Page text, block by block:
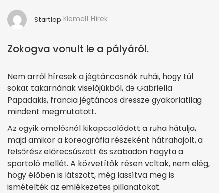
Startlap Kiemelt Hírek
Zokogva vonult le a pályáról.
Nem arról híresek a jégtáncosnők ruhái, hogy túl
sokat takarnának viselőjükből, de Gabriella
Papadakis, francia jégtáncos dressze gyakorlatilag
mindent megmutatott.
Az egyik emelésnél kikapcsolódott a ruha hátulja,
majd amikor a koreográfia részeként hátrahajolt, a
felsőrész előrecsúszott és szabadon hagyta a
sportoló mellét. A közvetítők résen voltak, nem elég,
hogy élőben is látszott, még lassítva meg is
ismételték az emlékezetes pillanatokat.